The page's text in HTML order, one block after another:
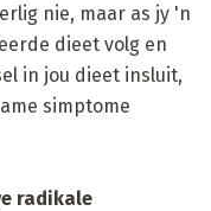
nie, maar as jy 'n
dieet volg en
in jou dieet insluit,
simptome
radikale